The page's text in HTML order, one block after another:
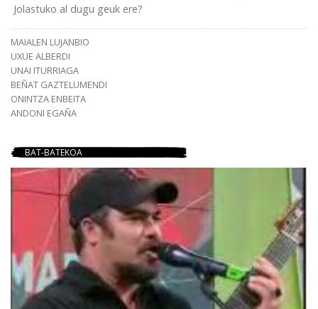
Jolastuko al dugu geuk ere?
MAIALEN LUJANBIO
UXUE ALBERDI
UNAI ITURRIAGA
BEÑAT GAZTELUMENDI
ONINTZA ENBEITA
ANDONI EGAÑA
BAT-BATEKOA